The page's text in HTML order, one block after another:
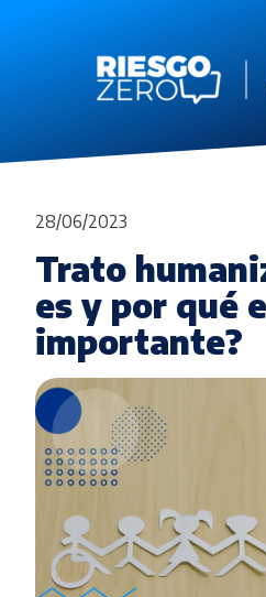
28/06/2023
Trato
es y por qué
importante?